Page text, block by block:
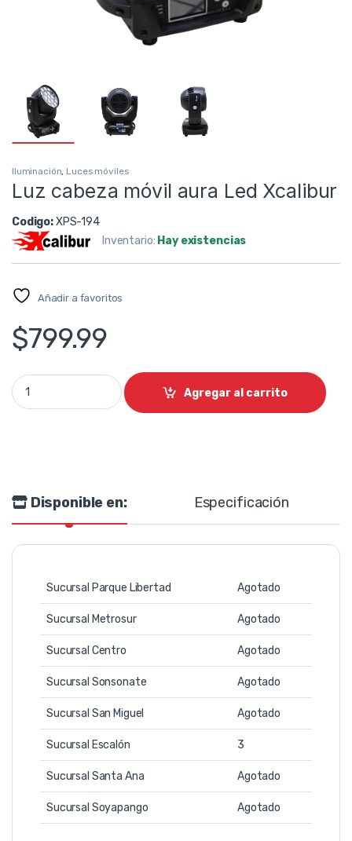
Iluminación, Luces móviles
Luz cabeza móvil aura Led Xcalibur
Codigo:XPS-194
Inventario: Hay existencias
Añadir a favoritos
$799.99
Luz cabeza móvil aura Led Xcalibur quantity
Agregar al carrito
Disponible en: Especificación
Sucursal Parque Libertad Agotado
Sucursal Metrosur Agotado
Sucursal Centro Agotado
Sucursal Sonsonate Agotado
Sucursal San Miguel Agotado
Sucursal Escalón 3
Sucursal Santa Ana Agotado
Sucursal Soyapango Agotado